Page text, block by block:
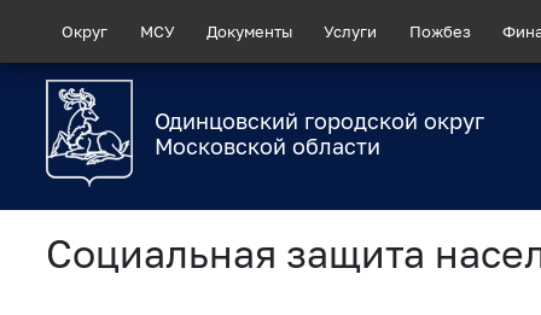
Округ МСУ Документы Услуги Пожбез
Одинцовский городской округ
Московской области
Социальная защита